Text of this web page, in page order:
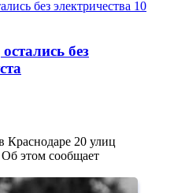
без
Краснодаре 20 улиц
Об этом сообщает